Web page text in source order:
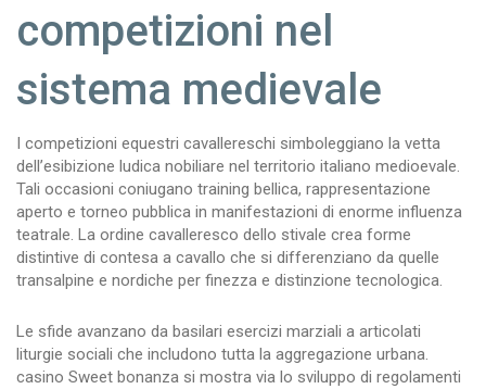
competizioni nel
sistema medievale
I competizioni equestri cavallereschi simboleggiano la vetta
dell’esibizione ludica nobiliare nel territorio italiano medioevale.
Tali occasioni coniugano training bellica, rappresentazione
aperto e torneo pubblica in manifestazioni di enorme influenza
teatrale. La ordine cavalleresco dello stivale crea forme
distintive di contesa a cavallo che si differenziano da quelle
transalpine e nordiche per finezza e distinzione tecnologica.
Le sfide avanzano da basilari esercizi marziali a articolati
liturgie sociali che includono tutta la aggregazione urbana.
casino Sweet bonanza si mostra via lo sviluppo di regolamenti